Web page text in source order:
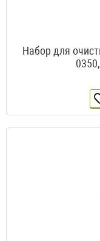
Набор для